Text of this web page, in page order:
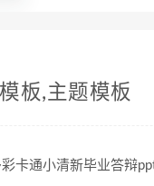
板,主题模板